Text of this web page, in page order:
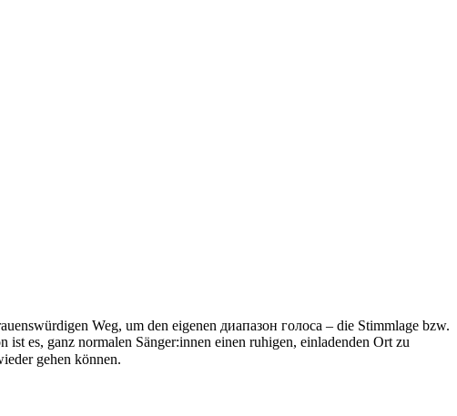
Weg, um den eigenen диапазон голоса – die Stimmlage bzw.
es, ganz normalen Sänger:innen einen ruhigen, einladenden Ort zu
gehen können.